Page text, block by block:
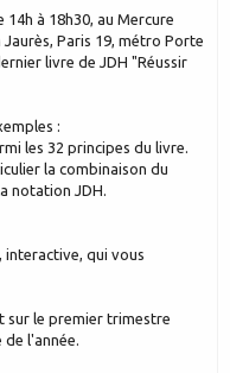
14h à 18h30, au Mercure
Paris 19, métro Porte
livre de JDH "Réussir
:
les 32 principes du livre.
la combinaison du
notation JDH.
interactive, qui vous
sur le premier trimestre
de l'année.